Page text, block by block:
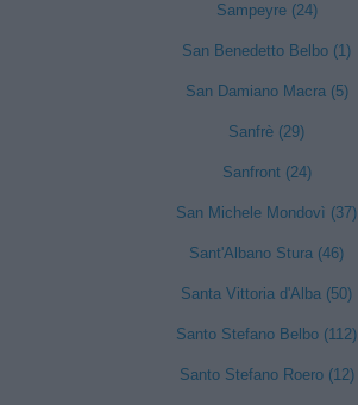
Sampeyre (24)
San Benedetto Belbo (1)
San Damiano Macra (5)
Sanfrè (29)
Sanfront (24)
San Michele Mondovì (37)
Sant'Albano Stura (46)
Santa Vittoria d'Alba (50)
Santo Stefano Belbo (112)
Santo Stefano Roero (12)